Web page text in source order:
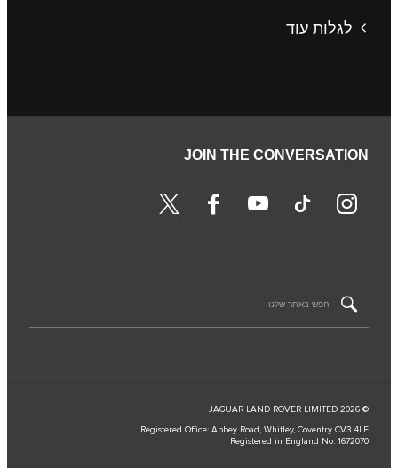
לגלות עוד
JOIN THE CONVERSATION
© JAGUAR LAND ROVER LIMITED 2026
Registered Office: Abbey Road, Whitley, Coventry CV3 4LF
Registered in England No: 1672070